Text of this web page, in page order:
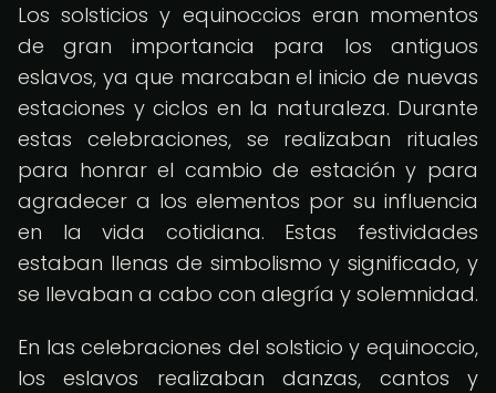
Los solsticios y equinoccios eran momentos
de gran importancia para los antiguos
eslavos, ya que marcaban el inicio de nuevas
estaciones y ciclos en la naturaleza. Durante
estas celebraciones, se realizaban rituales
para honrar el cambio de estación y para
agradecer a los elementos por su influencia
en la vida cotidiana. Estas festividades
estaban llenas de simbolismo y significado, y
se llevaban a cabo con alegría y solemnidad.
En las celebraciones del solsticio y equinoccio,
los eslavos realizaban danzas, cantos y